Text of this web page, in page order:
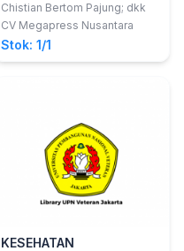
Chistian Bertom Pajung; dkk
CV Megapress Nusantara
Stok: 1/1
KESEHATAN